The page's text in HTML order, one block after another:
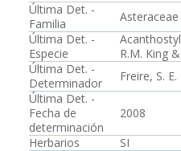
Última Det. -
Familia
Asteraceae
Última Det. -
Especie
R.M. King
Última Det. -
Determinador
Freire, S. E.
Última Det. -
Fecha de
determinación
2008
Herbarios
SI